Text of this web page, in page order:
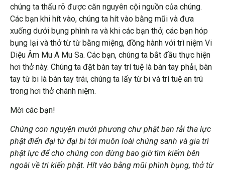
chúng ta thấu rõ được căn nguyên cội nguồn của chúng.
Các bạn khi hít vào, chúng ta hít vào bằng mũi và đưa
xuống dưới bụng phình ra và khi các bạn thở, các bạn hóp
bụng lại và thở từ từ bằng miệng, đồng hành với trì niệm Vi
Diệu Âm Mu A Mu Sa. Các bạn, chúng ta bắt đầu thực hiện
hơi thở này. Chúng ta đặt bàn tay trí tuệ là bàn tay phải, bàn
tay từ bi là bàn tay trái, chúng ta lấy từ bi và trí tuệ an trú
trong hơi thở chánh niệm.
Mời các bạn!
Chúng con nguyện mười phương chư phật ban rải tha lực
phật điển đại từ đại bi tới muôn loài chúng sanh và gia trì
phật lực để cho chúng con đừng bao giờ tìm kiếm bên
ngoài về tri kiến phật. Hít vào bằng mũi phình bụng, thở từ